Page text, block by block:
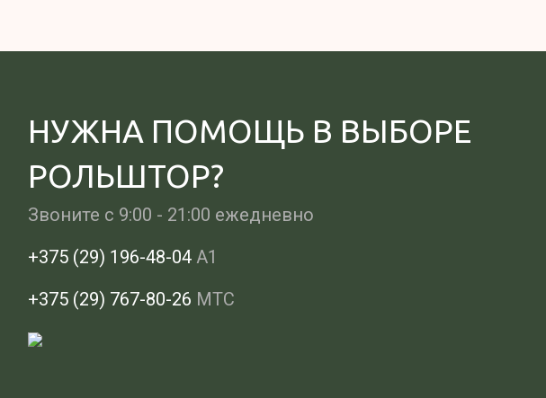
НУЖНА ПОМОЩЬ В ВЫБОРЕ
РОЛЬШТОР?
Звоните c 9:00 - 21:00 ежедневно
+375 (29) 196-48-04 А1
+375 (29) 767-80-26 МТС